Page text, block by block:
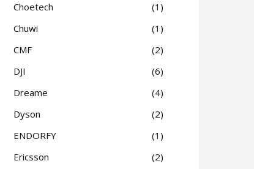
Choetech
1
Chuwi
1
CMF
2
DJI
6
Dreame
4
Dyson
2
ENDORFY
1
Ericsson
2